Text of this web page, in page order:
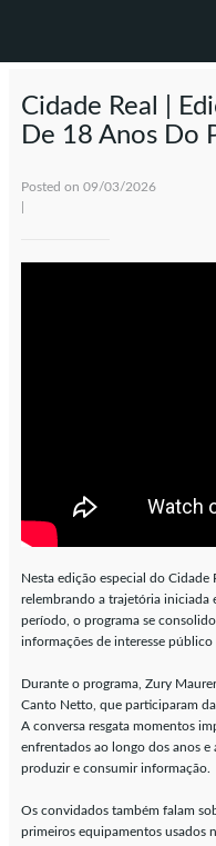
Cidade Real |
De 18 Anos Do
Posted on 09/03/2026
Nesta edição especial do Cidade
relembrando a trajetória iniciada
período, o programa se
informações de interesse
Durante o programa, Zury
Canto Netto, que participaram
A conversa resgata momentos
enfrentados ao longo dos anos e
produzir e consumir informação.
Os convidados também falam
primeiros equipamentos usados